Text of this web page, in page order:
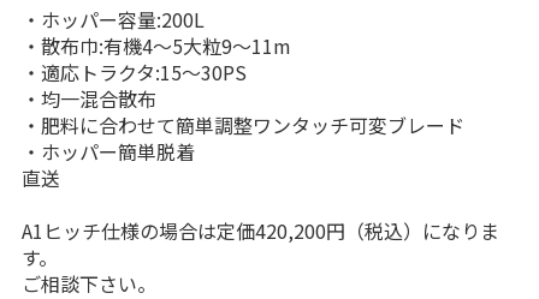
・ホッパー容量:200L
・散布巾:有機4〜5大粒9〜11m
・適応トラクタ:15〜30PS
・均一混合散布
・肥料に合わせて簡単調整ワンタッチ可変ブレード
・ホッパー簡単脱着
直送
A1ヒッチ仕様の場合は定価420,200円（税込）になりま
す。
ご相談下さい。